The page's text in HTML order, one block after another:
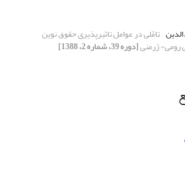
تامّلی در عوامل تاثیرپذیری حقوق نوین
رومی- ژرمنی[دوره 39، شماره 2، 1388]